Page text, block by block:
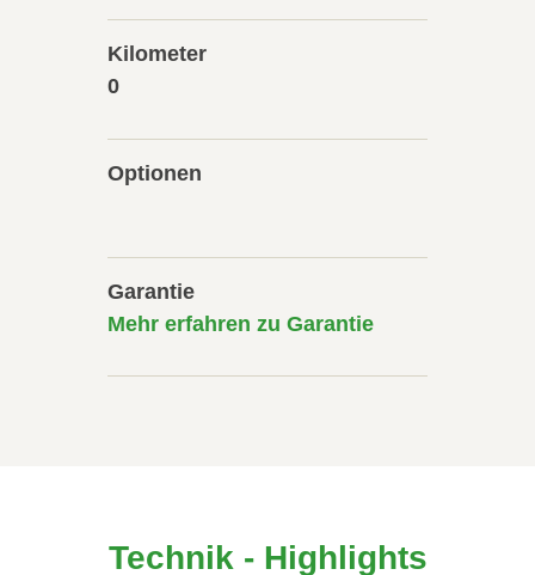
Kilometer
0
Optionen
Garantie
Mehr erfahren zu Garantie
Technik - Highlights